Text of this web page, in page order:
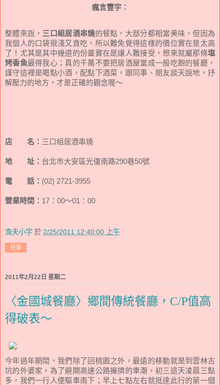
瘋言豐宇：
整體來說， 三口組居酒串燒的餐點，大部分都相當美味，但因為
我個人的口袋很淺又貪吃，所以難免覺得這樣的價位實在是太高
了！尤其是其中幾道的份量實在是讓人難接受，想來就屬那條塩
烤香魚最得我心；真的千萬不要把居酒屋當成一般吃飽的餐廳，
謹守這裡是喝點小酒，配點下酒菜，跟同事、朋友談天說地，抒
解壓力的地方，才是正確的觀念喔～
店 名： 三口組居酒串燒
地 址： 台北市大安區光復南路290巷50號
電 話： (02) 2721-3955
營業時間： 17：00～01：00
漁夫小宇 於 2/25/2011 12:40:00 上午
分享
2011年2月22日 星期二
〈金國城餐廳〉鄉間傳統餐廳，C/P值高
得破表～
今年過年期間，我們除了回桃園之外，最遠的移動就是到雲林古
坑的外婆家，為了避開高速公路擁擠的車潮，初三這天凌晨三點
多，我們一行人便驅車南下；早上七點左右就抵達此行的第一個